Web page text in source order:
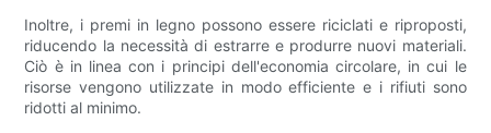
Inoltre, i premi in legno possono essere riciclati e riproposti,
riducendo la necessità di estrarre e produrre nuovi materiali.
Ciò è in linea con i principi dell'economia circolare, in cui le
risorse vengono utilizzate in modo efficiente e i rifiuti sono
ridotti al minimo.